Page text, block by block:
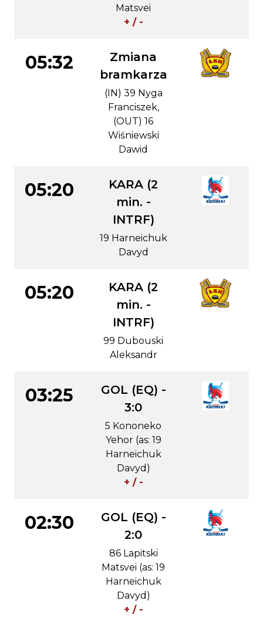
Matsvei
+ / -
05:32
Zmiana
bramkarza
(IN) 39 Nyga
Franciszek,
(OUT) 16
Wiśniewski
Dawid
05:20
KARA (2
min. -
INTRF)
19 Harneichuk
Davyd
05:20
KARA (2
min. -
INTRF)
99 Dubouski
Aleksandr
03:25
GOL (EQ) -
3:0
5 Kononeko
Yehor (as: 19
Harneichuk
Davyd)
+ / -
02:30
GOL (EQ) -
2:0
86 Lapitski
Matsvei (as: 19
Harneichuk
Davyd)
+ / -